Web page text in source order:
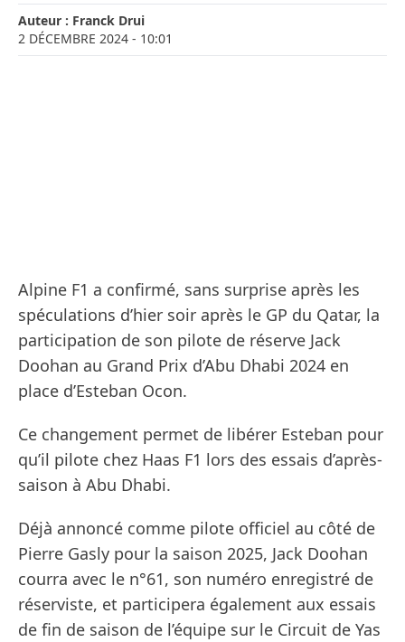
Auteur : Franck Drui
2 DÉCEMBRE 2024 - 10:01
Alpine F1 a confirmé, sans surprise après les
spéculations d’hier soir après le GP du Qatar, la
participation de son pilote de réserve Jack
Doohan au Grand Prix d’Abu Dhabi 2024 en
place d’Esteban Ocon.
Ce changement permet de libérer Esteban pour
qu’il pilote chez Haas F1 lors des essais d’après-
saison à Abu Dhabi.
Déjà annoncé comme pilote officiel au côté de
Pierre Gasly pour la saison 2025, Jack Doohan
courra avec le n°61, son numéro enregistré de
réserviste, et participera également aux essais
de fin de saison de l’équipe sur le Circuit de Yas